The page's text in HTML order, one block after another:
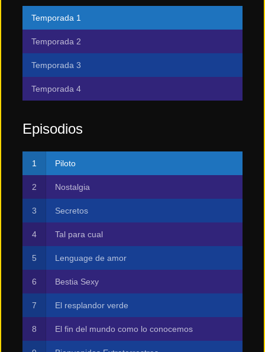
Temporada 1
Temporada 2
Temporada 3
Temporada 4
Episodios
Piloto
Nostalgia
Secretos
Tal para cual
Lenguage de amor
Bestia Sexy
El resplandor verde
El fin del mundo como lo conocemos